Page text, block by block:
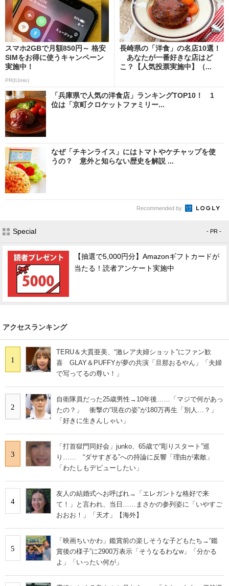
スマホ2GBで月額850円～ 格安
SIMをお得に使うキャンペーン
実施中！
PR(IIJmio)
長崎県の「洋食」の名店10選！
あなたが一番好きな店はど
こ？【人気投票実施中】（...
「兵庫県で人気の洋食店」ランキングTOP10！ 1
位は「京町クロケットファミリー...
なぜ「チキンライス」にはトマトやケチャップを使
うの？ 意外と知らない歴史を解説 ...
Recommended by
Special - PR -
【抽選で5,000円分】Amazonギフトカードが
当たる！読者アンケート実施中
アクセスランキング
1
TERU＆大貫亜美、“激レア夫婦ショット”にファン歓
喜 GLAY＆PUFFYが夢の共演「旦那おるやん」「夫婦
で写ってるの尊い！」
2
自衛隊員だった25歳男性→10年後……「マジで何があっ
たの？」 衝撃の“現在の姿”が180万再生「別人…？」
「好きに生きんしゃい」
3
「打首獄門同好会」junko、65歳で“彫りスタート”巡
り…… “ダサすぎる”への持論に反響「理由が素敵」
「わたしもデビューしたい」
4
友人の結婚式へお呼ばれ→「エレガントな格好で来
て！」と言われ、当日……まさかの参列姿に「いやすご
おおお！」「天才」【海外】
5
「映画ちいかわ」鑑賞前の楽しそうな子どもたち→“鑑
賞後の様子”に2900万表示「そうなるわなw」「分かる
よ」「いったい何が」